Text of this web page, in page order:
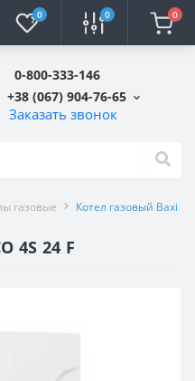
0 0 0
0-800-333-146
+38 (067) 904-76-65
Заказать звонок
газовые Котел газовый Baxi
4S 24 F